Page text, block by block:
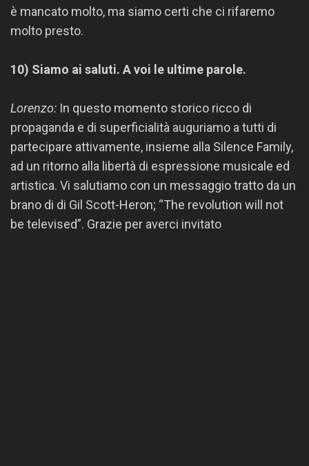
è mancato molto, ma siamo certi che ci rifaremo
molto presto.
10) Siamo ai saluti. A voi le ultime parole.
Lorenzo: In questo momento storico ricco di
propaganda e di superficialità auguriamo a tutti di
partecipare attivamente, insieme alla Silence Family,
ad un ritorno alla libertà di espressione musicale ed
artistica. Vi salutiamo con un messaggio tratto da un
brano di di Gil Scott-Heron; “The revolution will not
be televised”. Grazie per averci invitato